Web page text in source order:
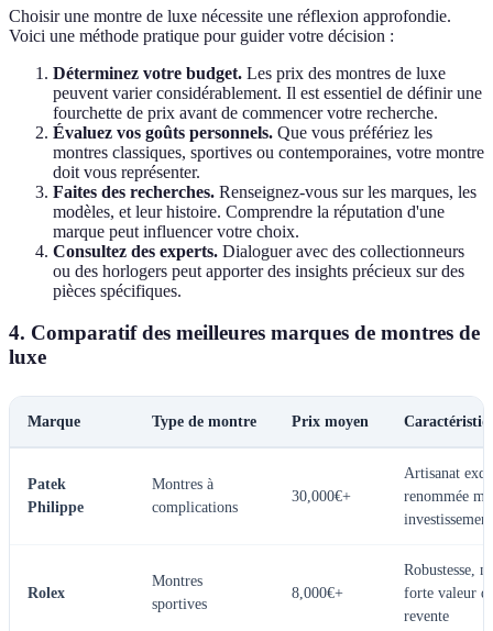
Choisir une montre de luxe nécessite une réflexion approfondie.
Voici une méthode pratique pour guider votre décision :
Déterminez votre budget. Les prix des montres de luxe
peuvent varier considérablement. Il est essentiel de définir une
fourchette de prix avant de commencer votre recherche.
Évaluez vos goûts personnels. Que vous préfériez les
montres classiques, sportives ou contemporaines, votre montre
doit vous représenter.
Faites des recherches. Renseignez-vous sur les marques, les
modèles, et leur histoire. Comprendre la réputation d'une
marque peut influencer votre choix.
Consultez des experts. Dialoguer avec des collectionneurs
ou des horlogers peut apporter des insights précieux sur des
pièces spécifiques.
4. Comparatif des meilleures marques de montres de
luxe
Marque Type de montre Prix moyen
Patek
Philippe
Montres à
complications
30,000€+
Artisanat
renommée
Rolex
Montres
sportives
8,000€+
Robustesse,
forte valeur
revente